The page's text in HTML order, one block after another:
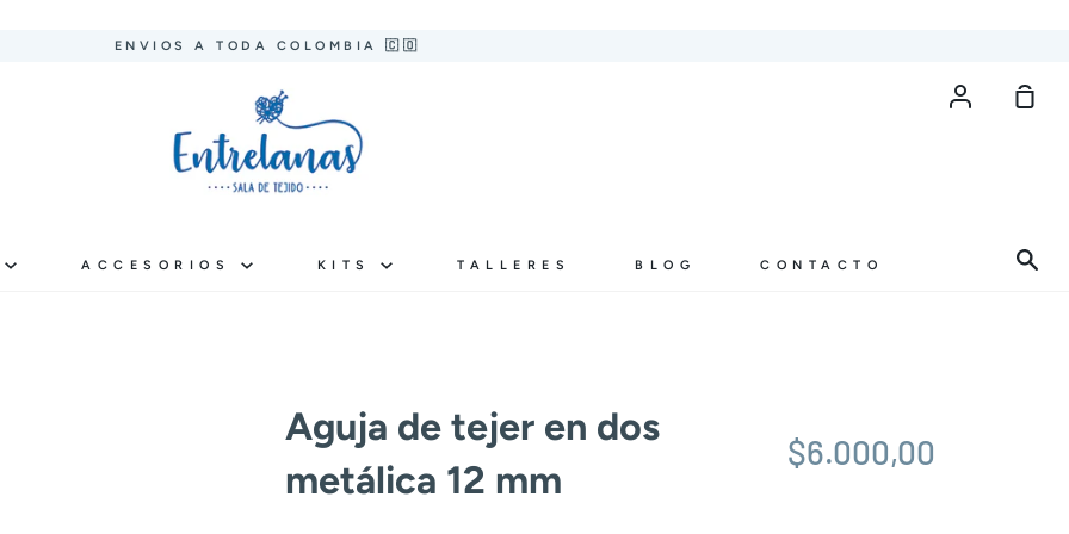
ENVIOS A TODA COLOMBIA 🇨🇴
Cuenta
ACCESORIOS KITS TALLERES BLOG CONTACTO
Aguja de tejer en dos
metálica 12 mm
$6.000,00